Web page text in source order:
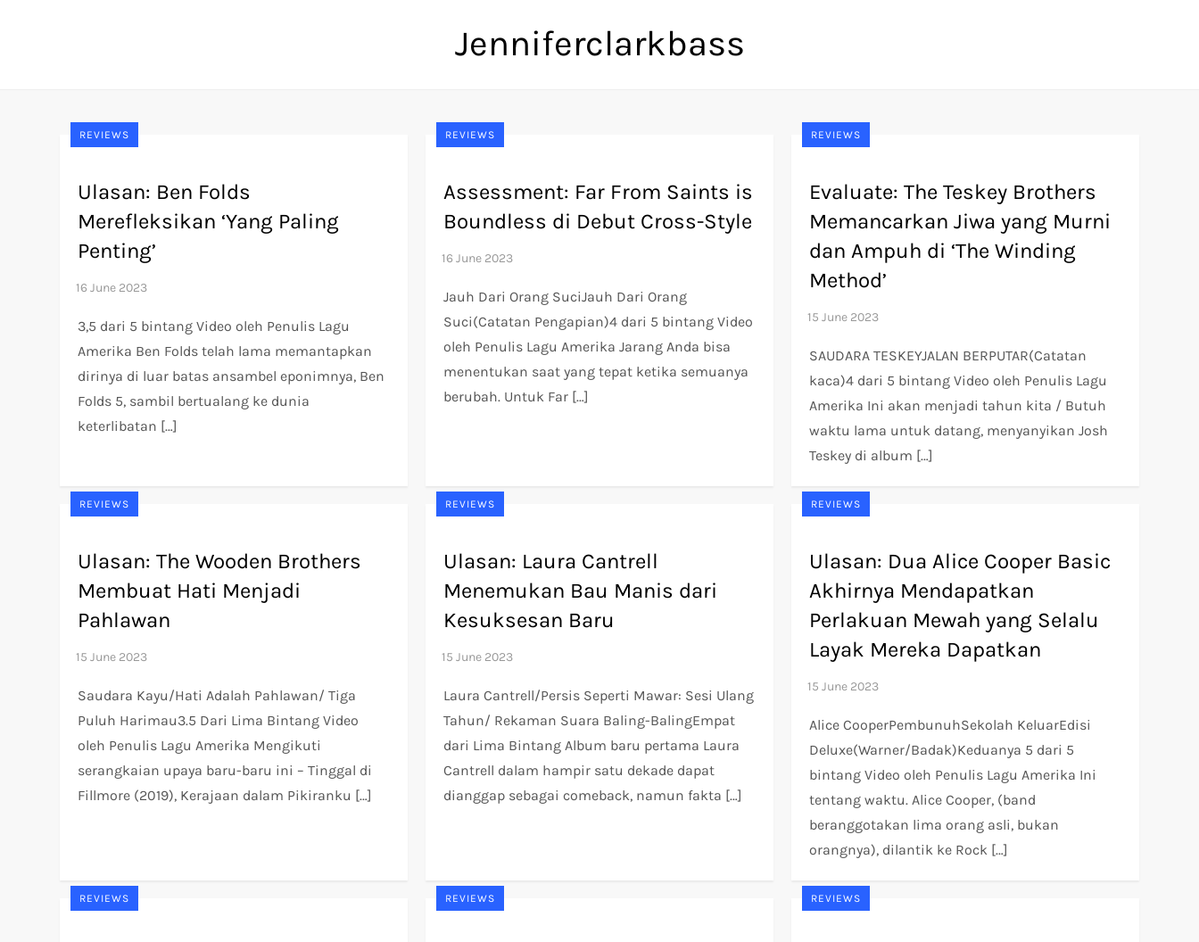
Jenniferclarkbass
REVIEWS
Ulasan: Ben Folds
Merefleksikan ‘Yang Paling
Penting’
3,5 dari 5 bintang Video oleh Penulis Lagu
Amerika Ben Folds telah lama memantapkan
dirinya di luar batas ansambel eponimnya, Ben
Folds 5, sambil bertualang ke dunia
keterlibatan […]
REVIEWS
Assessment: Far From Saints is
Boundless di Debut Cross-Style
Jauh Dari Orang SuciJauh Dari Orang
Suci(Catatan Pengapian)4 dari 5 bintang Video
oleh Penulis Lagu Amerika Jarang Anda bisa
menentukan saat yang tepat ketika semuanya
berubah. Untuk Far […]
REVIEWS
Evaluate: The Teskey Brothers
Memancarkan Jiwa yang Murni
dan Ampuh di ‘The Winding
Method’
SAUDARA TESKEYJALAN BERPUTAR(Catatan
kaca)4 dari 5 bintang Video oleh Penulis Lagu
Amerika Ini akan menjadi tahun kita / Butuh
waktu lama untuk datang, menyanyikan Josh
Teskey di album […]
REVIEWS
Ulasan: The Wooden Brothers
Membuat Hati Menjadi
Pahlawan
Saudara Kayu/Hati Adalah Pahlawan/ Tiga
Puluh Harimau3.5 Dari Lima Bintang Video
oleh Penulis Lagu Amerika Mengikuti
serangkaian upaya baru-baru ini – Tinggal di
Fillmore (2019), Kerajaan dalam Pikiranku […]
REVIEWS
Ulasan: Laura Cantrell
Menemukan Bau Manis dari
Kesuksesan Baru
Laura Cantrell/Persis Seperti Mawar: Sesi Ulang
Tahun/ Rekaman Suara Baling-BalingEmpat
dari Lima Bintang Album baru pertama Laura
Cantrell dalam hampir satu dekade dapat
dianggap sebagai comeback, namun fakta […]
REVIEWS
Ulasan: Dua Alice Cooper Basic
Akhirnya Mendapatkan
Perlakuan Mewah yang Selalu
Layak Mereka Dapatkan
Alice CooperPembunuhSekolah KeluarEdisi
Deluxe(Warner/Badak)Keduanya 5 dari 5
bintang Video oleh Penulis Lagu Amerika Ini
tentang waktu. Alice Cooper, (band
beranggotakan lima orang asli, bukan
orangnya), dilantik ke Rock […]
REVIEWS REVIEWS REVIEWS